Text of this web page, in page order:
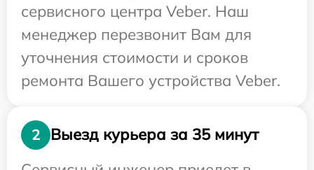
сервисного центра Veber. Наш
менеджер перезвонит Вам для
уточнения стоимости и сроков
ремонта Вашего устройства Veber.
2
Выезд курьера за 35 минут